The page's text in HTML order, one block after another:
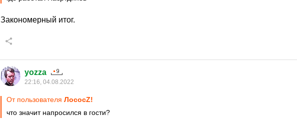
Закономерный итог.
yozza
22:16, 04.08.2022
От пользователя ЛососZ!
что значит напросился в гости?